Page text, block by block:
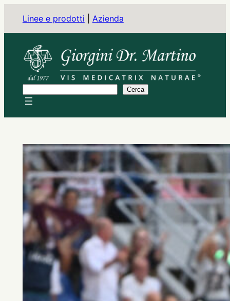
contenuto
Linee e prodotti Azienda
e
Cerca